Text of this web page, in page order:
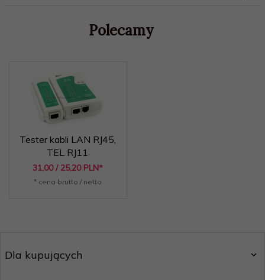
Polecamy
Tester kabli LAN RJ45,
TEL RJ11
31,00 / 25,20 PLN*
* cena brutto / netto
Dla kupujących